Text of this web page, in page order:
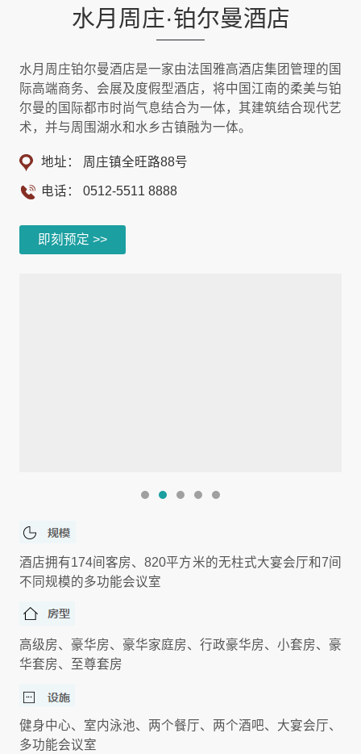
水月周庄·铂尔曼酒店
水月周庄铂尔曼酒店是一家由法国雅高酒店集团管理的国
际高端商务、会展及度假型酒店，将中国江南的柔美与铂
尔曼的国际都市时尚气息结合为一体，其建筑结合现代艺
术，并与周围湖水和水乡古镇融为一体。
地址： 周庄镇全旺路88号
电话： 0512-5511 8888
即刻预定 >>
酒店拥有174间客房、820平方米的无柱式大宴会厅和7间
不同规模的多功能会议室
高级房、豪华房、豪华家庭房、行政豪华房、小套房、豪
华套房、至尊套房
健身中心、室内泳池、两个餐厅、两个酒吧、大宴会厅、
多功能会议室